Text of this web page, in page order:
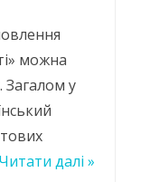
можна
Загалом у
Читати далі »